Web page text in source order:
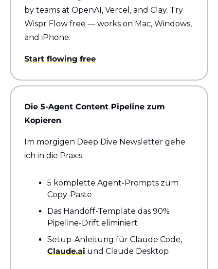
by teams at OpenAI, Vercel, and Clay. Try
Wispr Flow free — works on Mac, Windows,
and iPhone.
Start flowing free
Die 5-Agent Content Pipeline zum
Kopieren
Im morgigen Deep Dive Newsletter gehe
ich in die Praxis:
5 komplette Agent-Prompts zum
Copy-Paste
Das Handoff-Template das 90%
Pipeline-Drift eliminiert
Claude.ai und Claude Desktop